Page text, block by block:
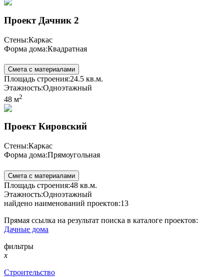
Проект Дачник 2
Стены:Каркас
Форма дома:Квадратная
Смета с материалами
Площадь строения:24.5 кв.м.
Этажность:Одноэтажный
48 м2
Проект Кировский
Стены:Каркас
Форма дома:Прямоугольная
Смета с материалами
Площадь строения:48 кв.м.
Этажность:Одноэтажный
найдено наименований проектов:13
Прямая ссылка на результат поиска в каталоге проектов:
Дачные дома
фильтры
x
Строительство